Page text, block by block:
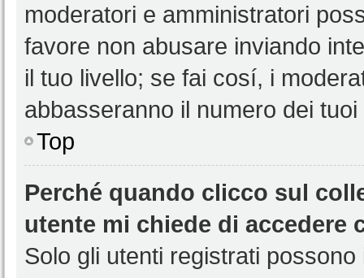
moderatori e amministratori
favore non abusare inviando
il tuo livello; se fai cosí, i
abbasseranno il numero dei
Top
Perché quando clicco sul
utente mi chiede di accedere
Solo gli utenti registrati